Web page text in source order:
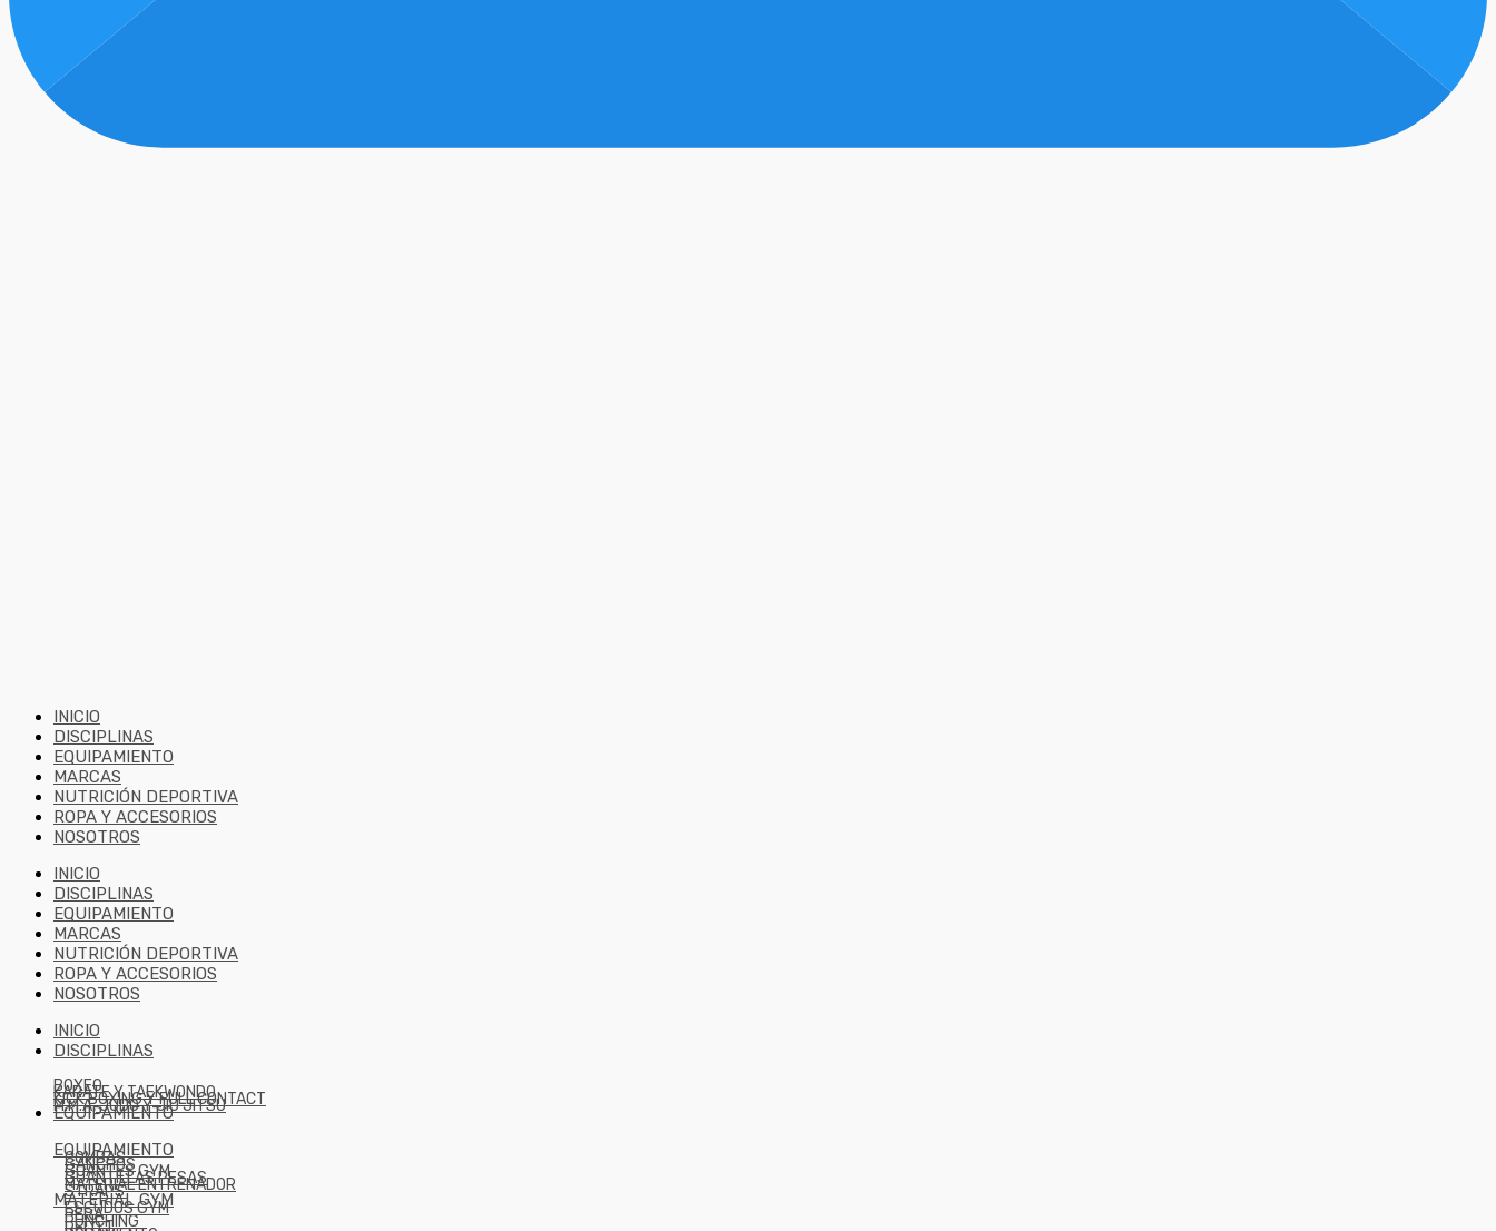
INICIO
DISCIPLINAS
EQUIPAMIENTO
MARCAS
NUTRICIÓN DEPORTIVA
ROPA Y ACCESORIOS
NOSOTROS
INICIO
DISCIPLINAS
EQUIPAMIENTO
MARCAS
NUTRICIÓN DEPORTIVA
ROPA Y ACCESORIOS
NOSOTROS
INICIO
DISCIPLINAS
BOXEO
KARATE Y TAEKWONDO
KICK BOXING Y FULL CONTACT
M.M.A, JUDO Y JIU JITSU
EQUIPAMIENTO
EQUIPAMIENTO
COMBAS
GANCHOS
GUANTES GYM
GUANTILLAS PESAS
MATERIAL ENTRENADOR
STRAPS
MATERIAL GYM
ESCUDOS GYM
PERA
PUNCHING